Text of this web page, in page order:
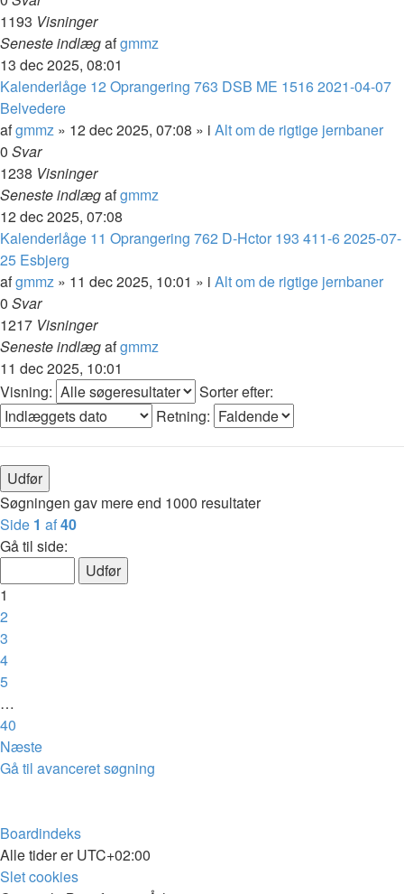
1193 Visninger
Seneste indlægafgmmz
13 dec 2025, 08:01
Kalenderlåge 12 Oprangering 763 DSB ME 1516 2021-04-07
Belvedere
afgmmz » 12 dec 2025, 07:08 » i Alt om de rigtige jernbaner
0 Svar
1238 Visninger
Seneste indlægafgmmz
12 dec 2025, 07:08
Kalenderlåge 11 Oprangering 762 D-Hctor 193 411-6 2025-07-
25 Esbjerg
afgmmz » 11 dec 2025, 10:01 » i Alt om de rigtige jernbaner
0 Svar
1217 Visninger
Seneste indlægafgmmz
11 dec 2025, 10:01
Visning:
Sorter efter:
Retning:
Søgningen gav mere end 1000 resultater
Side 1 af40
Gå til side:
1
2
3
4
5
…
40
Næste
Gå til avanceret søgning
Boardindeks
Alle tider erUTC+02:00
Slet cookies